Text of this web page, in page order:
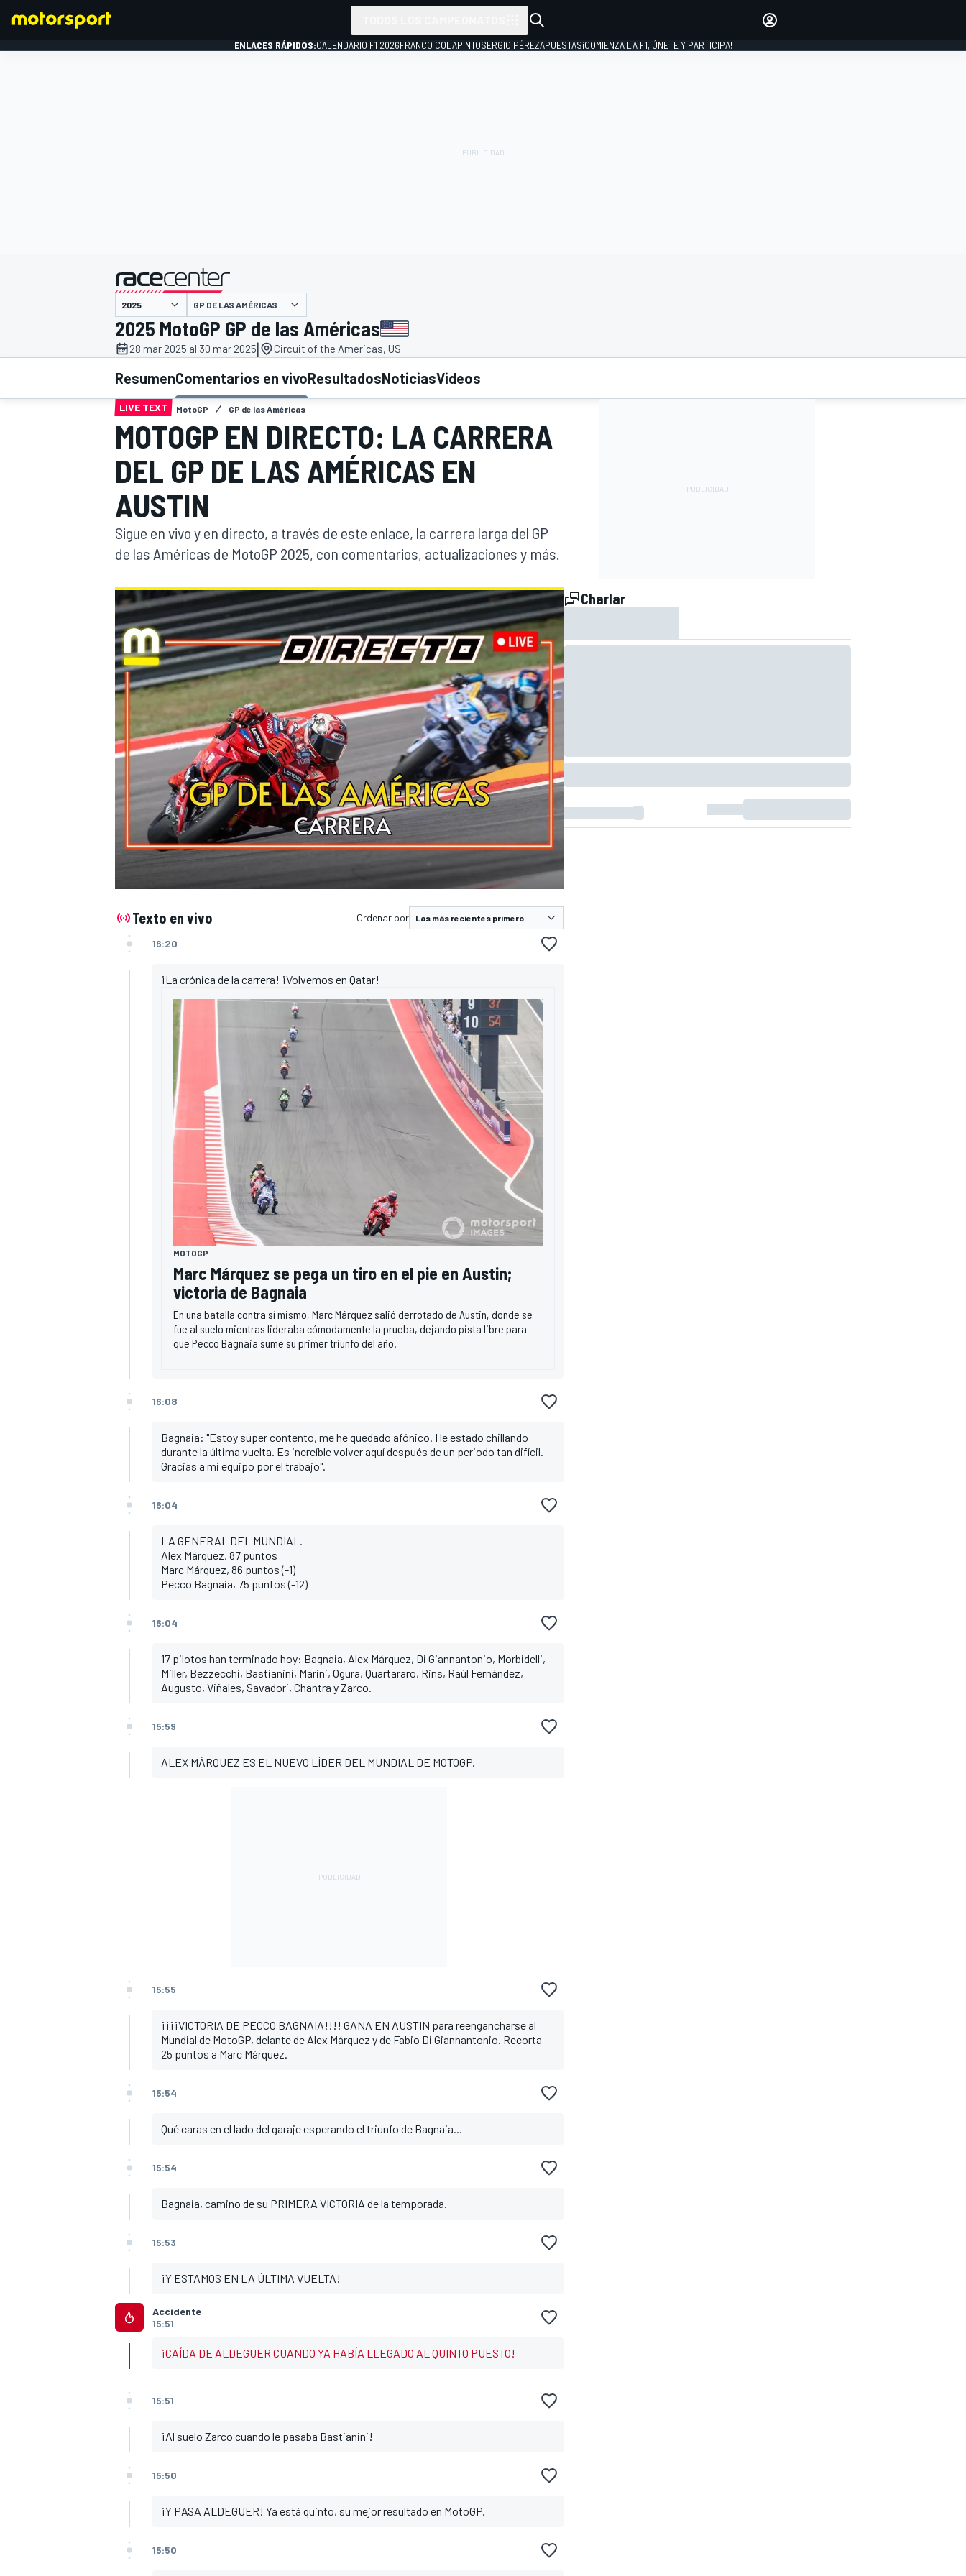
INDYCAR
MOTOGP
NASCAR CUP
FÓRMULA E
INICIAR SESIÓN
ENLACES RÁPIDOS:CALENDARIO F1 2026FRANCO COLAPINTOSERGIO PÉREZAPUESTAS¡COMIENZA LA F1, ÚNETE Y PARTICIPA!
presentado por
GP DE LAS AMÉRICAS
2025 MotoGP GP de las Américas
28 mar 2025 al 30 mar 2025| Circuit of the Americas, US
ResumenComentarios en vivoResultadosNoticiasVideos
LIVE TEXT MotoGP GP de las Américas
MOTOGP EN DIRECTO: LA CARRERA
DEL GP DE LAS AMÉRICAS EN
AUSTIN
Sigue en vivo y en directo, a través de este enlace, la carrera larga del GP
de las Américas de MotoGP 2025, con comentarios, actualizaciones y más.
Texto en vivo Ordenar por
16:20
¡La crónica de la carrera! ¡Volvemos en Qatar!
MOTOGP
Marc Márquez se pega un tiro en el pie en Austin;
victoria de Bagnaia
En una batalla contra sí mismo, Marc Márquez salió derrotado de Austin, donde se
fue al suelo mientras lideraba cómodamente la prueba, dejando pista libre para
que Pecco Bagnaia sume su primer triunfo del año.
16:08
Bagnaia: "Estoy súper contento, me he quedado afónico. He estado chillando
durante la última vuelta. Es increíble volver aquí después de un periodo tan difícil.
Gracias a mi equipo por el trabajo".
16:04
LA GENERAL DEL MUNDIAL.
Alex Márquez, 87 puntos
Marc Márquez, 86 puntos (-1)
Pecco Bagnaia, 75 puntos (-12)
16:04
17 pilotos han terminado hoy: Bagnaia, Alex Márquez, Di Giannantonio, Morbidelli,
Miller, Bezzecchi, Bastianini, Marini, Ogura, Quartararo, Rins, Raúl Fernández,
Augusto, Viñales, Savadori, Chantra y Zarco.
15:59
ALEX MÁRQUEZ ES EL NUEVO LÍDER DEL MUNDIAL DE MOTOGP.
15:55
¡¡¡¡VICTORIA DE PECCO BAGNAIA!!!! GANA EN AUSTIN para reengancharse al
Mundial de MotoGP, delante de Alex Márquez y de Fabio Di Giannantonio. Recorta
25 puntos a Marc Márquez.
15:54
Qué caras en el lado del garaje esperando el triunfo de Bagnaia...
15:54
Bagnaia, camino de su PRIMERA VICTORIA de la temporada.
15:53
¡Y ESTAMOS EN LA ÚLTIMA VUELTA!
Accidente
15:51
¡CAÍDA DE ALDEGUER CUANDO YA HABÍA LLEGADO AL QUINTO PUESTO!
15:51
¡Al suelo Zarco cuando le pasaba Bastianini!
15:50
¡Y PASA ALDEGUER! Ya está quinto, su mejor resultado en MotoGP.
15:50
Charlar